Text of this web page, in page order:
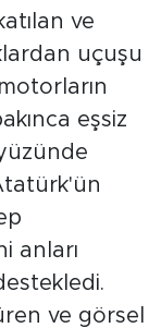
ve
uçuşu
eşsiz
anları
ve görsel